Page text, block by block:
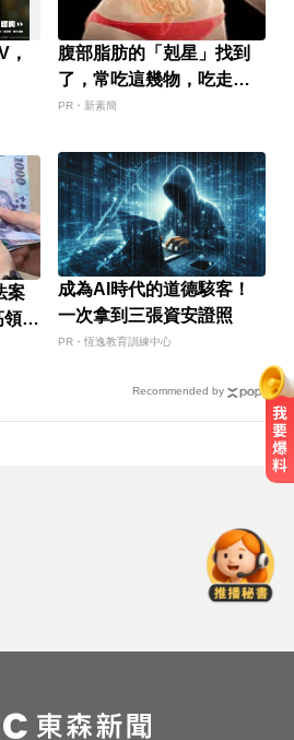
，
腹部脂肪的「剋星」找到
了，常吃這幾物，吃走大
肚囊，瘦出小蠻腰
PR・新素簡
案
領1
成為AI時代的道德駭客！
一次拿到三張資安證照
PR・恆逸教育訓練中心
Recommended by
大單日漲幅！黃金暴漲
美元